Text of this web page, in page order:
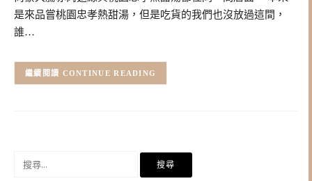
是來品嘗桃園忠孝熱甜湯，但是吃貨的我們也沒放過這間，
誰…
CONTINUE READING